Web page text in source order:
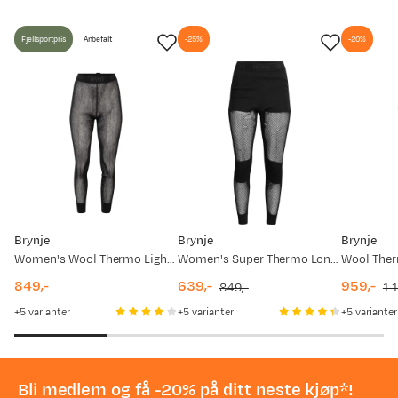
Bekreftet kjøper
2 år siden
Valgt farge:
Black
Kjøpt størrelse: XS
Disse er meget god! Dyr, men verdt pengene, varer i mange år.
3 år siden
Brynje
Women's Wool Thermo Light Longs Black
Fjellsportpris Anbefalt
price
849,-
5varianter
Brynje
Women's Super Thermo Longs Black
-25%
discounted
639,-
original
849,-
5varianter
Brynje
-20%
959,-
original
1
5varianter
Bli medlem og få -20% på ditt neste kjøp*!